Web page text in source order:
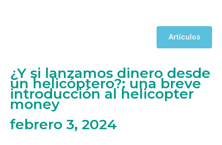
Artículos
¿Y si lanzamos dinero desde
un helicóptero?: una breve
introducción al helicopter
money
febrero 3, 2024